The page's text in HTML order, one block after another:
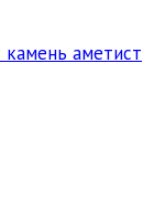
аметист